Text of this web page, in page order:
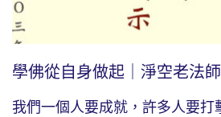
學佛從自身做起｜淨空老法
我們一個人要成就，許多人要打